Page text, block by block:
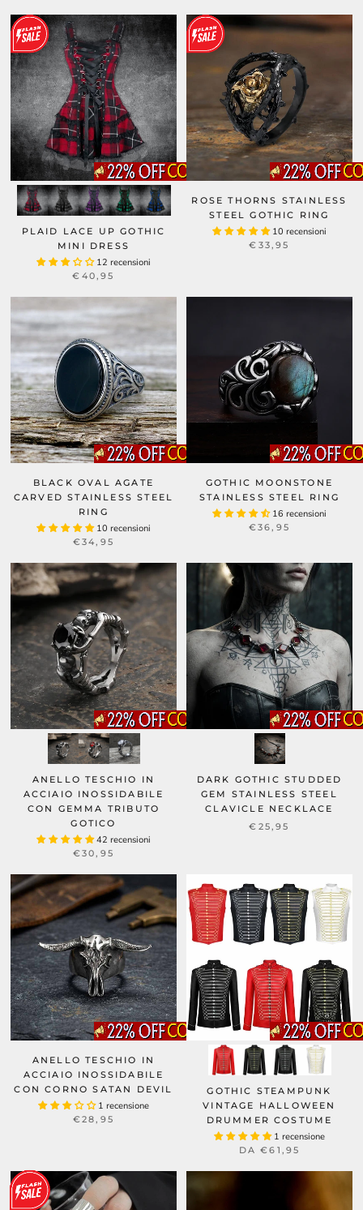
PLAID LACE UP GOTHIC
MINI DRESS
12 recensioni
€40,95
ROSE THORNS STAINLESS
STEEL GOTHIC RING
10 recensioni
€33,95
BLACK OVAL AGATE
CARVED STAINLESS STEEL
RING
10 recensioni
€34,95
GOTHIC MOONSTONE
STAINLESS STEEL RING
16 recensioni
€36,95
ANELLO TESCHIO IN
ACCIAIO INOSSIDABILE
CON GEMMA TRIBUTO
GOTICO
42 recensioni
€30,95
DARK GOTHIC STUDDED
GEM STAINLESS STEEL
CLAVICLE NECKLACE
€25,95
ANELLO TESCHIO IN
ACCIAIO INOSSIDABILE
CON CORNO SATAN DEVIL
1 recensione
€28,95
GOTHIC STEAMPUNK
VINTAGE HALLOWEEN
DRUMMER COSTUME
1 recensione
DA€61,95